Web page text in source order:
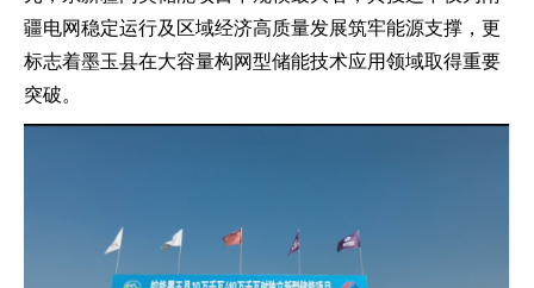
疆电网稳定运行及区域经济高质量发展筑牢能源支撑，更
标志着墨玉县在大容量构网型储能技术应用领域取得重要
突破。